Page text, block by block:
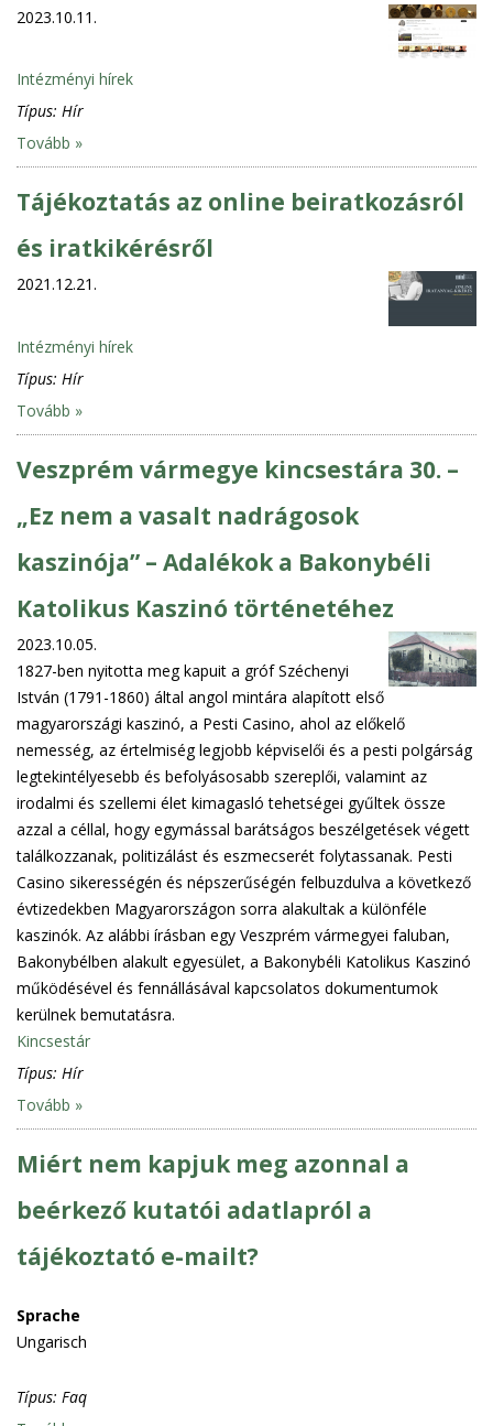
2023.10.11.
Intézményi hírek
Típus: Hír
Tovább »
Tájékoztatás az online beiratkozásról
és iratkikérésről
2021.12.21.
Intézményi hírek
Típus: Hír
Tovább »
Veszprém vármegye kincsestára 30. –
„Ez nem a vasalt nadrágosok
kaszinója” – Adalékok a Bakonybéli
Katolikus Kaszinó történetéhez
2023.10.05.
1827-ben nyitotta meg kapuit a gróf Széchenyi
István (1791-1860) által angol mintára alapított első
magyarországi kaszinó, a Pesti Casino, ahol az előkelő
nemesség, az értelmiség legjobb képviselői és a pesti polgárság
legtekintélyesebb és befolyásosabb szereplői, valamint az
irodalmi és szellemi élet kimagasló tehetségei gyűltek össze
azzal a céllal, hogy egymással barátságos beszélgetések végett
találkozzanak, politizálást és eszmecserét folytassanak. Pesti
Casino sikerességén és népszerűségén felbuzdulva a következő
évtizedekben Magyarországon sorra alakultak a különféle
kaszinók. Az alábbi írásban egy Veszprém vármegyei faluban,
Bakonybélben alakult egyesület, a Bakonybéli Katolikus Kaszinó
működésével és fennállásával kapcsolatos dokumentumok
kerülnek bemutatásra.
Kincsestár
Típus: Hír
Tovább »
Miért nem kapjuk meg azonnal a
beérkező kutatói adatlapról a
tájékoztató e-mailt?
Sprache
Ungarisch
Típus: Faq